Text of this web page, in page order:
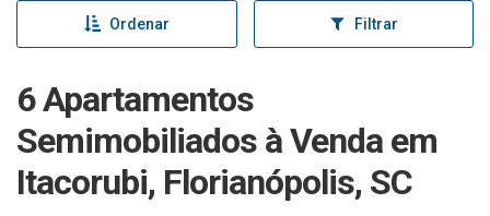
Ordenar Filtrar
6 Apartamentos
Semimobiliados à Venda em
Itacorubi, Florianópolis, SC